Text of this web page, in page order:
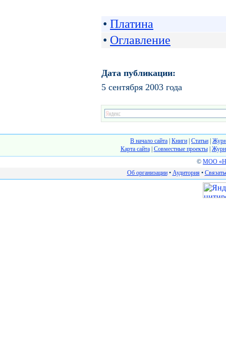
• Платина
• Оглавление
Дата публикации:
5 сентября 2003 года
В начало сайта Книги Статьи
Карта сайта| Cовместные проекты|
© МОО
Об организации• Аудитория•